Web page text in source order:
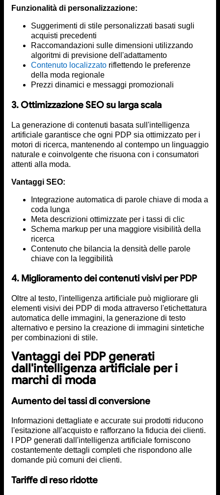
Funzionalità di personalizzazione:
Suggerimenti di stile personalizzati basati sugli
acquisti precedenti
Raccomandazioni sulle dimensioni utilizzando
algoritmi di previsione dell'adattamento
Contenuto localizzato riflettendo le preferenze
della moda regionale
Prezzi dinamici e messaggi promozionali
3. Ottimizzazione SEO su larga scala
La generazione di contenuti basata sull'intelligenza
artificiale garantisce che ogni PDP sia ottimizzato per i
motori di ricerca, mantenendo al contempo un linguaggio
naturale e coinvolgente che risuona con i consumatori
attenti alla moda.
Vantaggi SEO:
Integrazione automatica di parole chiave di moda a
coda lunga
Meta descrizioni ottimizzate per i tassi di clic
Schema markup per una maggiore visibilità della
ricerca
Contenuto che bilancia la densità delle parole
chiave con la leggibilità
4. Miglioramento dei contenuti visivi per PDP
Oltre al testo, l'intelligenza artificiale può migliorare gli
elementi visivi dei PDP di moda attraverso l'etichettatura
automatica delle immagini, la generazione di testo
alternativo e persino la creazione di immagini sintetiche
per combinazioni di stile.
Vantaggi dei PDP generati
dall'intelligenza artificiale per i
marchi di moda
Aumento dei tassi di conversione
Informazioni dettagliate e accurate sui prodotti riducono
l'esitazione all'acquisto e rafforzano la fiducia dei clienti.
I PDP generati dall'intelligenza artificiale forniscono
costantemente dettagli completi che rispondono alle
domande più comuni dei clienti.
Tariffe di reso ridotte